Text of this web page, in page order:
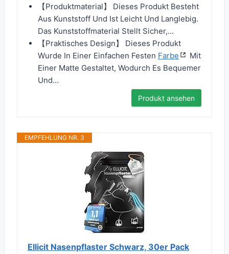
【Produktmaterial】 Dieses Produkt Besteht
Aus Kunststoff Und Ist Leicht Und Langlebig.
Das Kunststoffmaterial Stellt Sicher,...
【Praktisches Design】 Dieses Produkt
Wurde In Einer Einfachen Festen Farbe
Mit
Einer Matte Gestaltet, Wodurch Es Bequemer
Und...
Produkt ansehen
EMPFEHLUNG NR. 3
Ellicit Nasenpflaster Schwarz, 30er Pack